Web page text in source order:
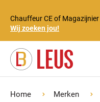
Chauffeur CE of
Wij zoeken jou!
Home Merken